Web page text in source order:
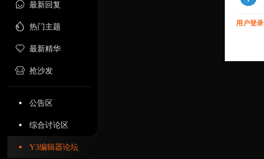
最新回复
热门主题
最新精华
抢沙发
公告区
综合讨论区
Y3编辑器论坛
用户登录